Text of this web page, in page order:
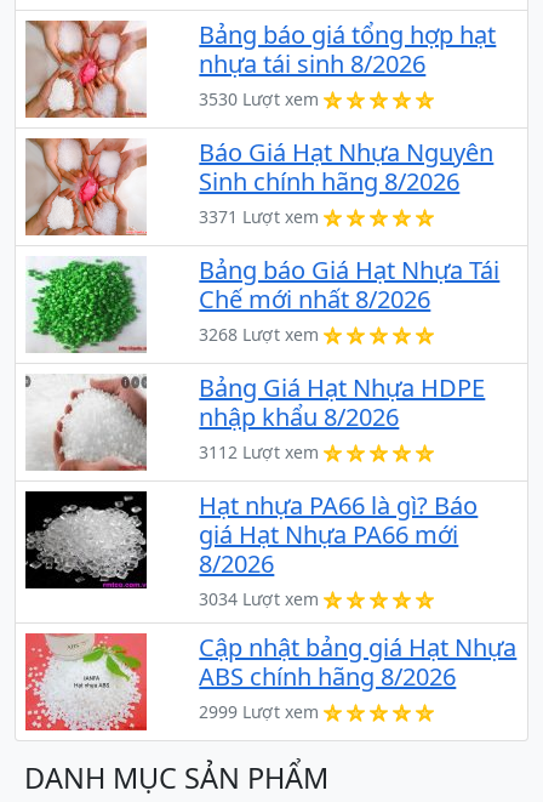
Bảng báo giá tổng hợp hạt
nhựa tái sinh 8/2026
3530 Lượt xem
Báo Giá Hạt Nhựa Nguyên
Sinh chính hãng 8/2026
3371 Lượt xem
Bảng báo Giá Hạt Nhựa Tái
Chế mới nhất 8/2026
3268 Lượt xem
Bảng Giá Hạt Nhựa HDPE
nhập khẩu 8/2026
3112 Lượt xem
Hạt nhựa PA66 là gì? Báo
giá Hạt Nhựa PA66 mới
8/2026
3034 Lượt xem
Cập nhật bảng giá Hạt Nhựa
ABS chính hãng 8/2026
2999 Lượt xem
DANH MỤC SẢN PHẨM